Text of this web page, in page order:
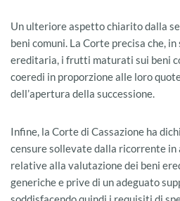
Un ulteriore aspetto chiarito dalla
beni comuni. La Corte precisa che,
ereditaria, i frutti maturati sui beni
coeredi in proporzione alle loro
dell’apertura della successione.
Infine, la Corte di Cassazione ha
censure sollevate dalla ricorrente in
relative alla valutazione dei beni
generiche e prive di un adeguato